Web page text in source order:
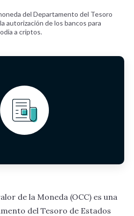
del Departamento del Tesoro
autorización de los bancos para
a criptos.
de la Moneda (OCC) es una
del Tesoro de Estados